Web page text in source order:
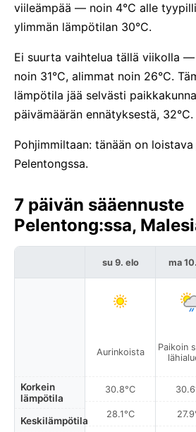
viileämpää — noin 4°C alle
ylimmän lämpötilan 30°C.
Ei suurta vaihtelua tällä viikolla
noin 31°C, alimmat noin 26°C.
lämpötila jää selvästi
päivämäärän ennätyksestä, 32°C.
Pohjimmiltaan: tänään on
Pelentongssa.
7 päivän sääennuste
Pelentong:ssa,
Korkein
lämpötila
Keskilämpötila
su 9. elo
Aurinkoista
30.8°C
28.1°C
ma
Paikoin